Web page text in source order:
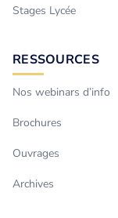
Stages Lycée
RESSOURCES
Nos webinars d’info
Brochures
Ouvrages
Archives